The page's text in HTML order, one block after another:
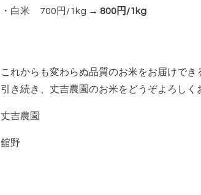
・白米 700円/1kg → 800円/1kg
これからも変わらぬ品質のお米をお届けでき
引き続き、丈吉農園のお米をどうぞよろしく
丈吉農園
舘野